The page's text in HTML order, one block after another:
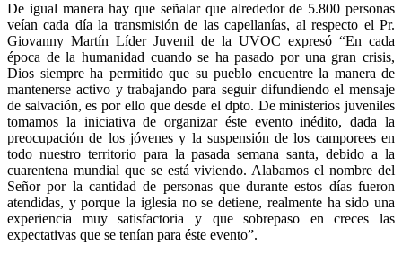
De igual manera hay que señalar que alrededor de 5.800 personas
veían cada día la transmisión de las capellanías, al respecto el Pr.
Giovanny Martín Líder Juvenil de la UVOC expresó “En cada
época de la humanidad cuando se ha pasado por una gran crisis,
Dios siempre ha permitido que su pueblo encuentre la manera de
mantenerse activo y trabajando para seguir difundiendo el mensaje
de salvación, es por ello que desde el dpto. De ministerios juveniles
tomamos la iniciativa de organizar éste evento inédito, dada la
preocupación de los jóvenes y la suspensión de los camporees en
todo nuestro territorio para la pasada semana santa, debido a la
cuarentena mundial que se está viviendo. Alabamos el nombre del
Señor por la cantidad de personas que durante estos días fueron
atendidas, y porque la iglesia no se detiene, realmente ha sido una
experiencia muy satisfactoria y que sobrepaso en creces las
expectativas que se tenían para éste evento”.